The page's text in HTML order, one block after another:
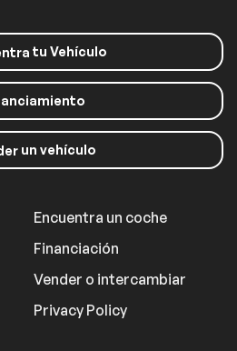
tu Vehículo
un vehículo
Encuentra un coche
Financiación
Vender o intercambiar
Privacy Policy